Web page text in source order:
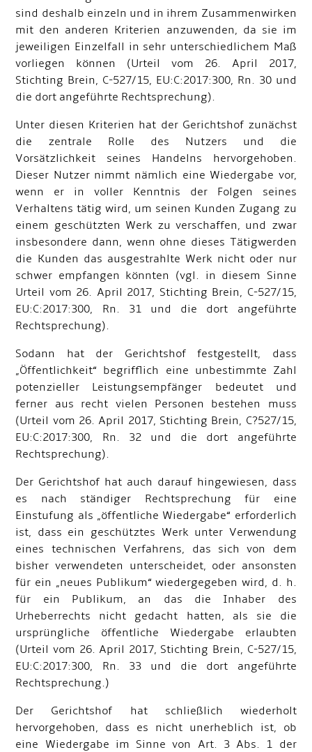
sind deshalb einzeln und in ihrem Zusammenwirken
mit den anderen Kriterien anzuwenden, da sie im
jeweiligen Einzelfall in sehr unterschiedlichem Maß
vorliegen können (Urteil vom 26. April 2017,
Stichting Brein, C-527/15, EU:C:2017:300, Rn. 30 und
die dort angeführte Rechtsprechung).
Unter diesen Kriterien hat der Gerichtshof zunächst
die zentrale Rolle des Nutzers und die
Vorsätzlichkeit seines Handelns hervorgehoben.
Dieser Nutzer nimmt nämlich eine Wiedergabe vor,
wenn er in voller Kenntnis der Folgen seines
Verhaltens tätig wird, um seinen Kunden Zugang zu
einem geschützten Werk zu verschaffen, und zwar
insbesondere dann, wenn ohne dieses Tätigwerden
die Kunden das ausgestrahlte Werk nicht oder nur
schwer empfangen könnten (vgl. in diesem Sinne
Urteil vom 26. April 2017, Stichting Brein, C-527/15,
EU:C:2017:300, Rn. 31 und die dort angeführte
Rechtsprechung).
Sodann hat der Gerichtshof festgestellt, dass
„Öffentlichkeit“ begrifflich eine unbestimmte Zahl
potenzieller Leistungsempfänger bedeutet und
ferner aus recht vielen Personen bestehen muss
(Urteil vom 26. April 2017, Stichting Brein, C?527/15,
EU:C:2017:300, Rn. 32 und die dort angeführte
Rechtsprechung).
Der Gerichtshof hat auch darauf hingewiesen, dass
es nach ständiger Rechtsprechung für eine
Einstufung als „öffentliche Wiedergabe“ erforderlich
ist, dass ein geschütztes Werk unter Verwendung
eines technischen Verfahrens, das sich von dem
bisher verwendeten unterscheidet, oder ansonsten
für ein „neues Publikum“ wiedergegeben wird, d. h.
für ein Publikum, an das die Inhaber des
Urheberrechts nicht gedacht hatten, als sie die
ursprüngliche öffentliche Wiedergabe erlaubten
(Urteil vom 26. April 2017, Stichting Brein, C-527/15,
EU:C:2017:300, Rn. 33 und die dort angeführte
Rechtsprechung.)
Der Gerichtshof hat schließlich wiederholt
hervorgehoben, dass es nicht unerheblich ist, ob
eine Wiedergabe im Sinne von Art. 3 Abs. 1 der